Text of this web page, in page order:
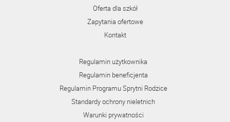
Oferta dla szkół
Zapytania ofertowe
Kontakt
Regulamin użytkownika
Regulamin beneficjenta
Regulamin Programu Sprytni Rodzice
Standardy ochrony nieletnich
Warunki prywatności